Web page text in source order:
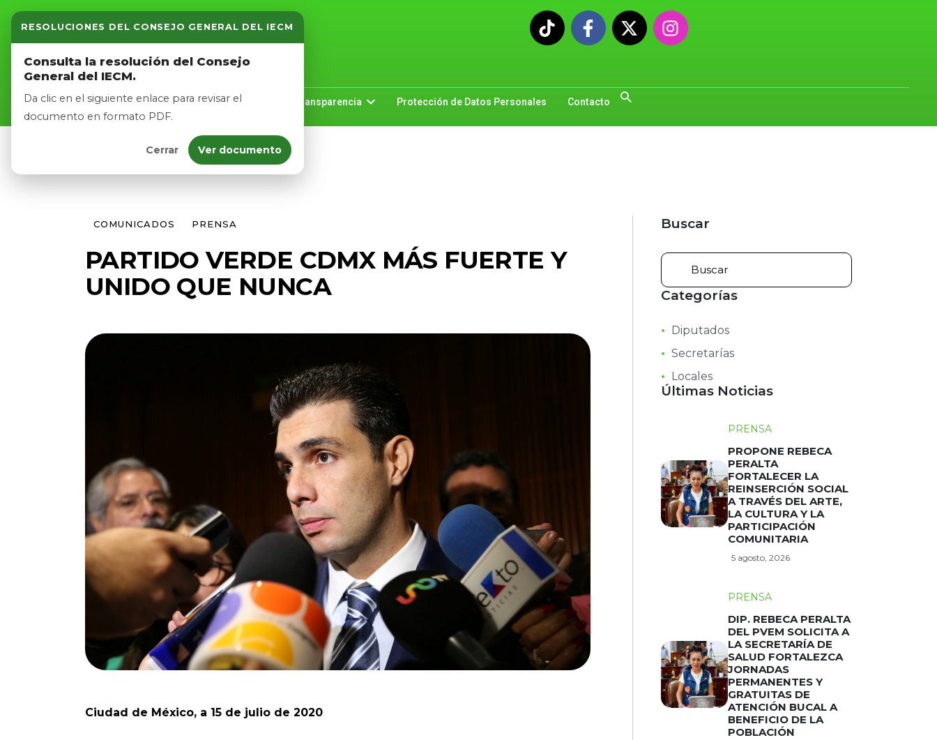
RESOLUCIONES DEL CONSEJO GENERAL DEL IECM
Consulta la resolución del Consejo
General del IECM.
Da clic en el siguiente enlace para revisar el
documento en formato PDF.
Cerrar Ver documento
Inicio Nosotros Logros Noticias Transparencia Protección de Datos Personales Contacto
Inicio
Nosotros
Afíliate
Eventos
COMUNICADOS PRENSA
PARTIDO VERDE CDMX MÁS FUERTE Y
UNIDO QUE NUNCA
Ciudad de México, a 15 de julio de 2020
Buscar
Categorías
Diputados
Secretarías
Locales
Últimas Noticias
PRENSA
PROPONE REBECA
PERALTA
FORTALECER LA
REINSERCIÓN SOCIAL
A TRAVÉS DEL ARTE,
LA CULTURA Y LA
PARTICIPACIÓN
COMUNITARIA
5 agosto, 2026
PRENSA
DIP. REBECA PERALTA
DEL PVEM SOLICITA A
LA SECRETARÍA DE
SALUD FORTALEZCA
JORNADAS
PERMANENTES Y
GRATUITAS DE
ATENCIÓN BUCAL A
BENEFICIO DE LA
POBLACIÓN